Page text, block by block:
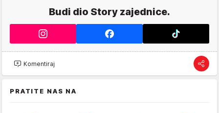
Budi dio Story zajednice.
Komentiraj
PRATITE NAS NA